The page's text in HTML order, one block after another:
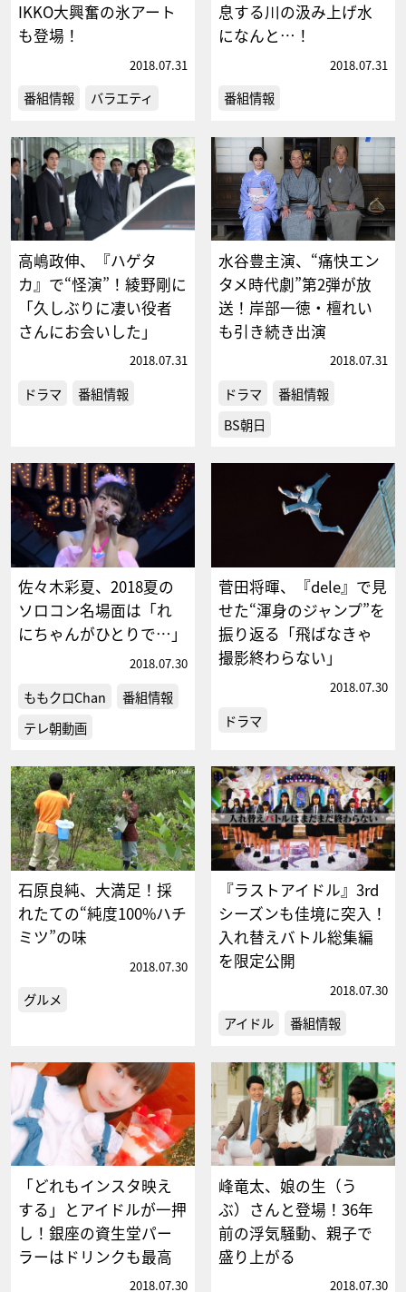
IKKO大興奮の氷アート
も登場！
2018.07.31
番組情報 バラエティ
息する川の汲み上げ水
になんと…！
2018.07.31
番組情報
高嶋政伸、『ハゲタ
カ』で“怪演”！綾野剛に
「久しぶりに凄い役者
さんにお会いした」
2018.07.31
ドラマ 番組情報
水谷豊主演、“痛快エン
タメ時代劇”第2弾が放
送！岸部一徳・檀れい
も引き続き出演
2018.07.31
ドラマ
番組情報
BS朝日
佐々木彩夏、2018夏の
ソロコン名場面は「れ
にちゃんがひとりで…」
2018.07.30
ももクロChan
番組情報
テレ朝動画
菅田将暉、『dele』で見
せた“渾身のジャンプ”を
振り返る「飛ばなきゃ
撮影終わらない」
2018.07.30
ドラマ
石原良純、大満足！採
れたての“純度100%ハチ
ミツ”の味
2018.07.30
グルメ
『ラストアイドル』3rd
シーズンも佳境に突入！
入れ替えバトル総集編
を限定公開
2018.07.30
アイドル 番組情報
「どれもインスタ映え
する」とアイドルが一押
し！銀座の資生堂パー
ラーはドリンクも最高
2018.07.30
峰竜太、娘の生（う
ぶ）さんと登場！36年
前の浮気騒動、親子で
盛り上がる
2018.07.30